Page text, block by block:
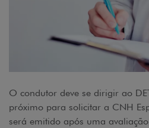
O condutor deve se dirigir ao
próximo para solicitar a CNH
será emitido após uma